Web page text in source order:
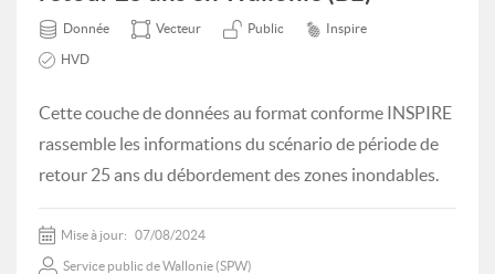
Donnée Vecteur Public Inspire
HVD
Cette couche de données au format conforme INSPIRE
rassemble les informations du scénario de période de
retour 25 ans du débordement des zones inondables.
Mise à jour: 07/08/2024
Service public de Wallonie (SPW)